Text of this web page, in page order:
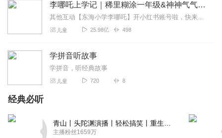
李哪吒上学记｜稀里糊涂一年级&神神气气二年级
其他互动【东海小学李哪吒】开小红书账号啦，快来关注和李哪吒成为好朋友！有机会免费领儿童会员、官方周边！【点击加入】东海小学广播站圈子，更多互动！李哪吒全新冒险番...
儿童 25.98亿 498
学拼音听故事
学拼音，听经典故事
儿童 720 8
经典必听
主播粉丝1659万